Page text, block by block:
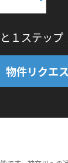
１ステップ
物件リクエ